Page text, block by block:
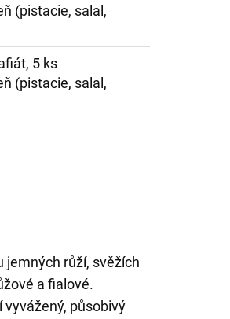
(pistacie, salal,
5 ks
(pistacie, salal,
jemných růží, svěžích
a fialové.
působivý